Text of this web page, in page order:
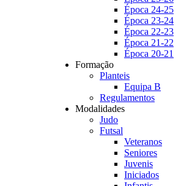
Época 24-25
Época 23-24
Época 22-23
Época 21-22
Época 20-21
Formação
Planteis
Equipa B
Regulamentos
Modalidades
Judo
Futsal
Veteranos
Seniores
Juvenis
Iniciados